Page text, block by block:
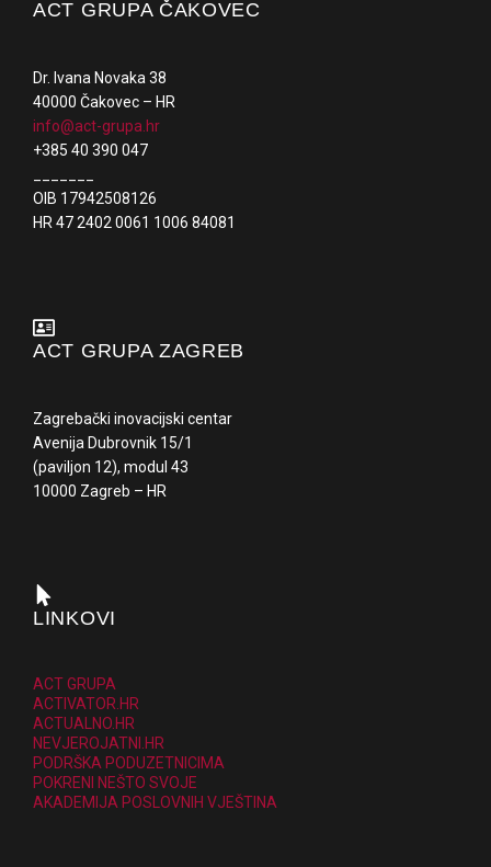
ACT GRUPA ČAKOVEC
Dr. Ivana Novaka 38
40000 Čakovec – HR
info@act-grupa.hr
+385 40 390 047
OIB 17942508126
HR 47 2402 0061 1006 84081
ACT GRUPA ZAGREB
Zagrebački inovacijski centar
Avenija Dubrovnik 15/1
(paviljon 12), modul 43
10000 Zagreb – HR
LINKOVI
ACT GRUPA
ACTIVATOR.HR
ACTUALNO.HR
NEVJEROJATNI.HR
PODRŠKA PODUZETNICIMA
POKRENI NEŠTO SVOJE
AKADEMIJA POSLOVNIH VJEŠTINA